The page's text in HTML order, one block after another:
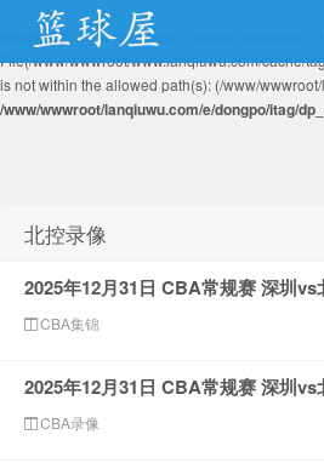
Warning: file_exists(): open_basedir restriction in
File(/www/wwwroot/www.lanqiuwu.com/cache/
is not within the allowed path(s): (/www/
/www/wwwroot/lanqiuwu.com/e/dongpo/itag/
北控录像
2025年12月31日 CBA常规赛 深圳vs
CBA集锦
2025年12月31日 CBA常规赛 深圳vs
CBA录像